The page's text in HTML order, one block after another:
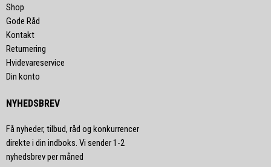
Shop
Gode Råd
Kontakt
Returnering
Hvidevareservice
Din konto
NYHEDSBREV
Få nyheder, tilbud, råd og konkurrencer
direkte i din indboks. Vi sender 1-2
nyhedsbrev per måned